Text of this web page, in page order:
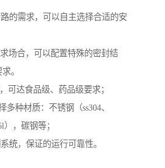
的需求，可以自主选择合适的安
场合，可以配置特殊的密封结
。
可达食品级、药品级要求；
多种材质：不锈钢（ss304、
），碳钢等；
统，保证的运行可靠性。